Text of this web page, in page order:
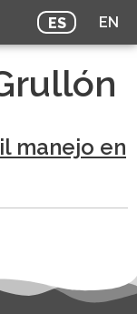
ES EN
manejo en